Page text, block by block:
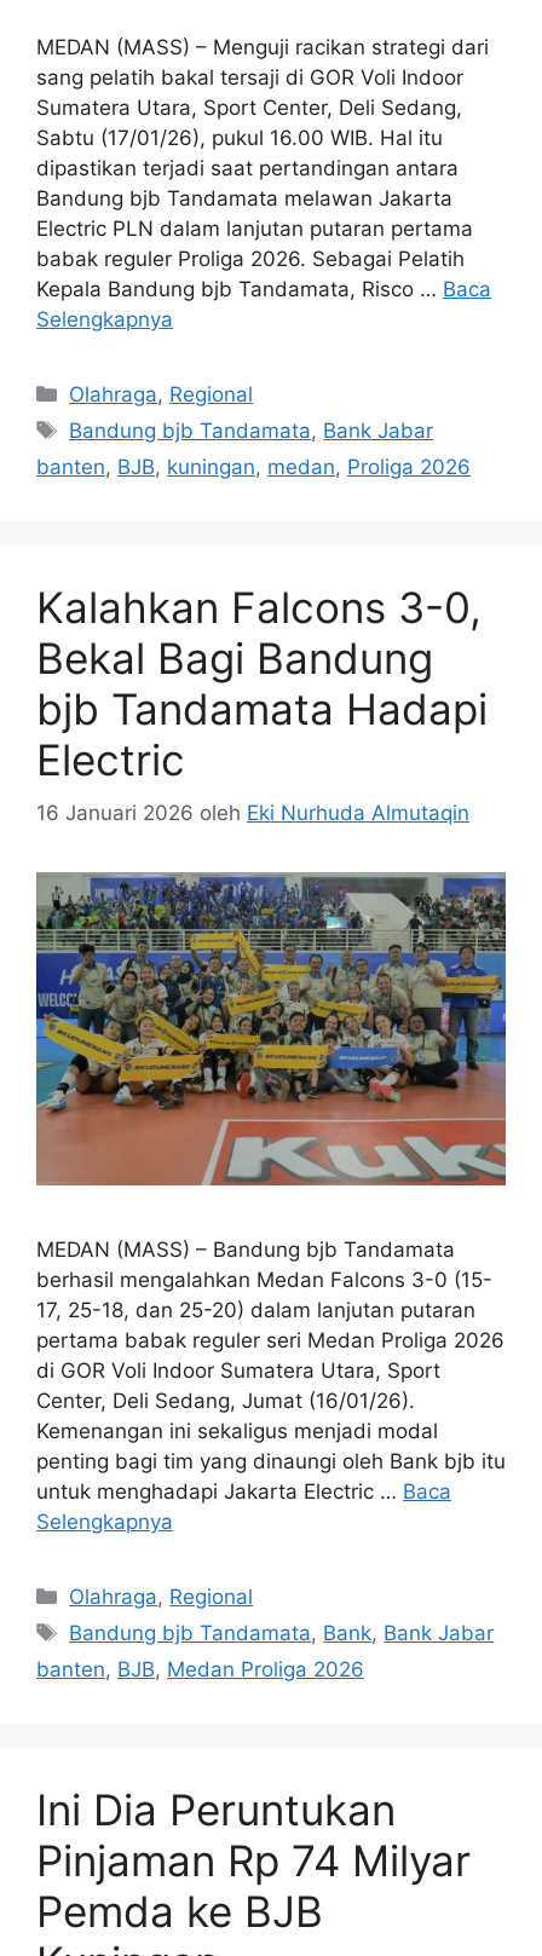
MEDAN (MASS) – Menguji racikan strategi dari
sang pelatih bakal tersaji di GOR Voli Indoor
Sumatera Utara, Sport Center, Deli Sedang,
Sabtu (17/01/26), pukul 16.00 WIB. Hal itu
dipastikan terjadi saat pertandingan antara
Bandung bjb Tandamata melawan Jakarta
Electric PLN dalam lanjutan putaran pertama
babak reguler Proliga 2026. Sebagai Pelatih
Kepala Bandung bjb Tandamata, Risco … Baca
Selengkapnya
Kategori
Olahraga, Regional
Tag
Bandung bjb Tandamata, Bank Jabar
banten, BJB, kuningan, medan, Proliga 2026
Kalahkan Falcons 3-0,
Bekal Bagi Bandung
bjb Tandamata Hadapi
Electric
16 Januari 2026 oleh Eki Nurhuda Almutaqin
MEDAN (MASS) – Bandung bjb Tandamata
berhasil mengalahkan Medan Falcons 3-0 (15-
17, 25-18, dan 25-20) dalam lanjutan putaran
pertama babak reguler seri Medan Proliga 2026
di GOR Voli Indoor Sumatera Utara, Sport
Center, Deli Sedang, Jumat (16/01/26).
Kemenangan ini sekaligus menjadi modal
penting bagi tim yang dinaungi oleh Bank bjb itu
untuk menghadapi Jakarta Electric … Baca
Selengkapnya
Kategori
Olahraga, Regional
Tag
Bandung bjb Tandamata, Bank, Bank Jabar
banten, BJB, Medan Proliga 2026
Ini Dia Peruntukan
Pinjaman Rp 74 Milyar
Pemda ke BJB